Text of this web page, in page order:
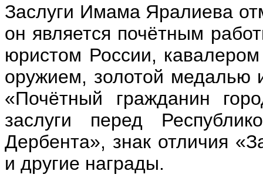
Заслуги Имама Яралиева
он является почётным
юристом России,
оружием, золотой
«Почётный гражданин
заслуги перед
Дербента», знак отличия
и другие награды.